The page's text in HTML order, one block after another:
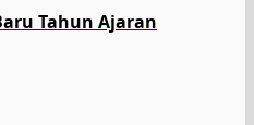
Tahun Ajaran